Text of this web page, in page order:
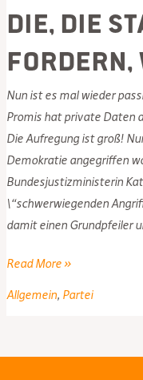
die, die
fordern,
Nun ist es mal wieder
Promis hat private Daten
Die Aufregung ist groß!
Demokratie angegriffen
Bundesjustizministerin
\“schwerwiegenden
damit einen Grundpfeiler
Oh
Read More »
Allgemein, Partei